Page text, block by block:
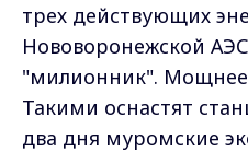
трех действующих
Нововоронежской
"милионник". Мощнее
Такими оснастят
два дня муромские